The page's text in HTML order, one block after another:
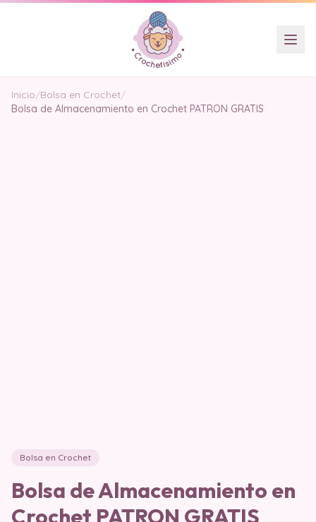
Inicio/Bolsa en Crochet/
Bolsa de Almacenamiento en Crochet PATRON GRATIS
Bolsa en Crochet
Bolsa de Almacenamiento en
Crochet PATRON GRATIS